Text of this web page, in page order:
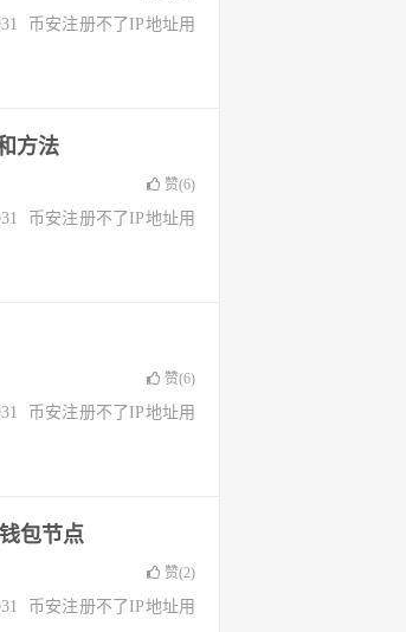
币安注册不了IP地址用
方法
赞(6)
币安注册不了IP地址用
赞(6)
币安注册不了IP地址用
包节点
赞(2)
币安注册不了IP地址用